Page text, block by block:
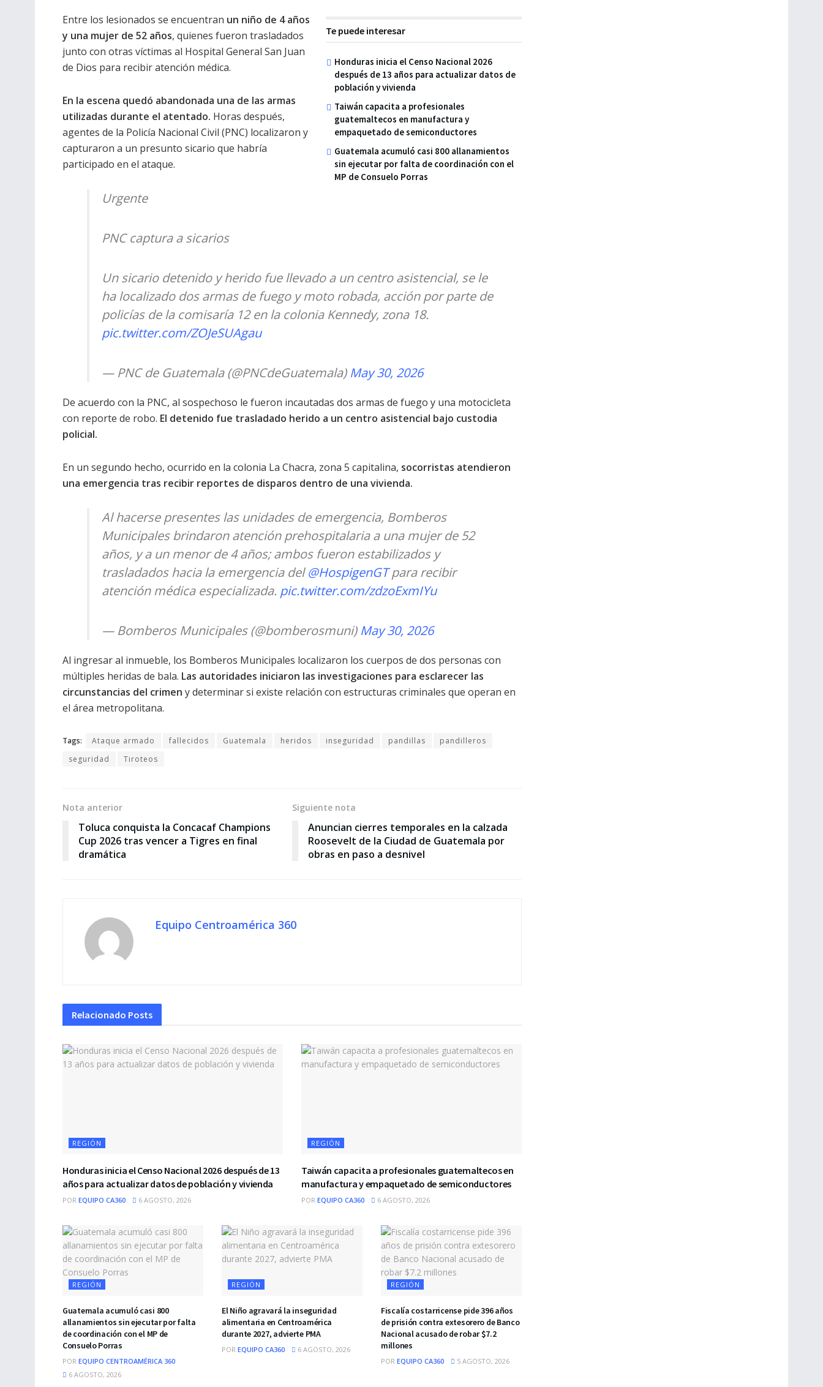
Te puede interesar
Honduras inicia el Censo Nacional 2026
después de 13 años para actualizar datos de
población y vivienda
Taiwán capacita a profesionales
guatemaltecos en manufactura y
empaquetado de semiconductores
Guatemala acumuló casi 800 allanamientos
sin ejecutar por falta de coordinación con el
MP de Consuelo Porras
Entre los lesionados se encuentran un niño de 4 años
y una mujer de 52 años, quienes fueron trasladados
junto con otras víctimas al Hospital General San Juan
de Dios para recibir atención médica.
En la escena quedó abandonada una de las armas
utilizadas durante el atentado. Horas después,
agentes de la Policía Nacional Civil (PNC) localizaron y
capturaron a un presunto sicario que habría
participado en el ataque.
Urgente
PNC captura a sicarios
Un sicario detenido y herido fue llevado a un centro asistencial, se le
ha localizado dos armas de fuego y moto robada, acción por parte de
policías de la comisaría 12 en la colonia Kennedy, zona 18.
pic.twitter.com/ZOJeSUAgau
— PNC de Guatemala (@PNCdeGuatemala) May 30, 2026
De acuerdo con la PNC, al sospechoso le fueron incautadas dos armas de fuego y una motocicleta
con reporte de robo. El detenido fue trasladado herido a un centro asistencial bajo custodia
policial.
En un segundo hecho, ocurrido en la colonia La Chacra, zona 5 capitalina, socorristas atendieron
una emergencia tras recibir reportes de disparos dentro de una vivienda.
Al hacerse presentes las unidades de emergencia, Bomberos
Municipales brindaron atención prehospitalaria a una mujer de 52
años, y a un menor de 4 años; ambos fueron estabilizados y
trasladados hacia la emergencia del@HospigenGTpara recibir
atención médica especializada. pic.twitter.com/zdzoExmIYu
— Bomberos Municipales (@bomberosmuni) May 30, 2026
Al ingresar al inmueble, los Bomberos Municipales localizaron los cuerpos de dos personas con
múltiples heridas de bala. Las autoridades iniciaron las investigaciones para esclarecer las
circunstancias del crimen y determinar si existe relación con estructuras criminales que operan en
el área metropolitana.
Tags: Ataque armado fallecidos Guatemala heridos inseguridad pandillas
pandilleros
seguridad
Tiroteos
Nota anterior
Toluca conquista la Concacaf Champions
Cup 2026 tras vencer a Tigres en final
dramática
Siguiente nota
Anuncian cierres temporales en la calzada
Roosevelt de la Ciudad de Guatemala por
obras en paso a desnivel
Equipo Centroamérica 360
Relacionado Posts
REGIÓN
Honduras inicia el Censo Nacional 2026 después de 13
años para actualizar datos de población y vivienda
POR EQUIPO CA360 6 AGOSTO, 2026
REGIÓN
Taiwán capacita a profesionales guatemaltecos en
manufactura y empaquetado de semiconductores
POR EQUIPO CA360 6 AGOSTO, 2026
REGIÓN
Guatemala acumuló casi 800
allanamientos sin ejecutar por falta
de coordinación con el MP de
Consuelo Porras
POR EQUIPO CENTROAMÉRICA 360
6 AGOSTO, 2026
REGIÓN
El Niño agravará la inseguridad
alimentaria en Centroamérica
durante 2027, advierte PMA
POR EQUIPO CA360 6 AGOSTO, 2026
REGIÓN
Fiscalía costarricense pide 396 años
de prisión contra extesorero de Banco
Nacional acusado de robar $7.2
millones
POR EQUIPO CA360 5 AGOSTO, 2026